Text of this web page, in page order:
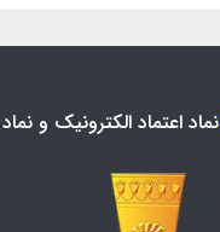
نماد اعتماد الکترونیک و